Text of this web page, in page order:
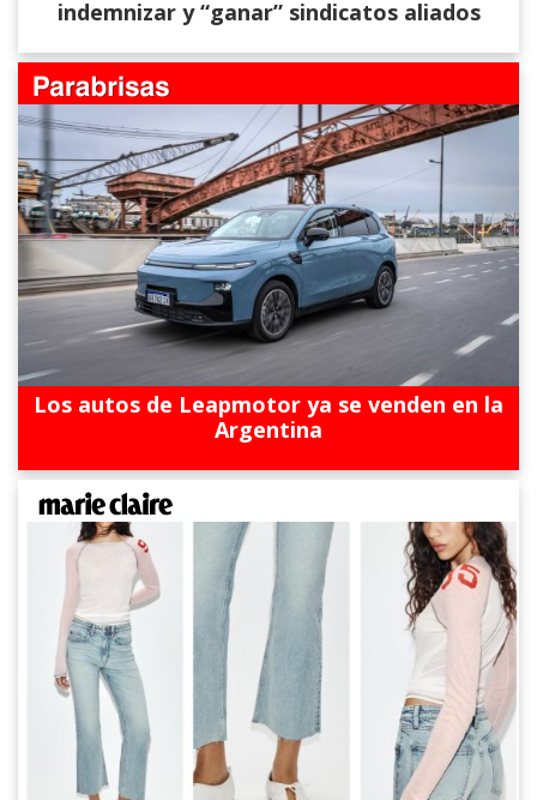
indemnizar y “ganar” sindicatos aliados
Los autos de Leapmotor ya se venden en la
Argentina